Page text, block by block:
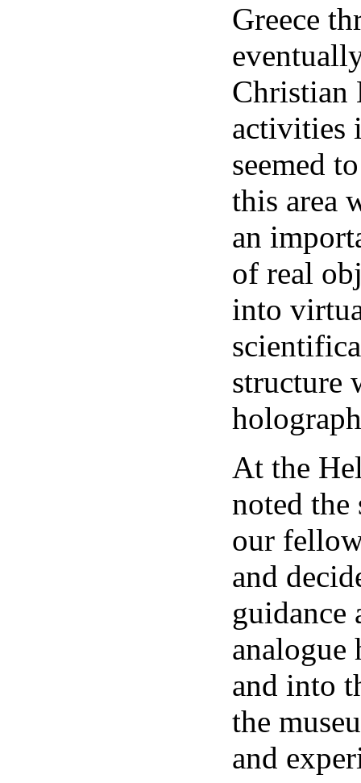
Greece
Christian
activities
seemed
this area
an
of real
into
structure
At the
noted the
our
and
guidance
and into
the
and